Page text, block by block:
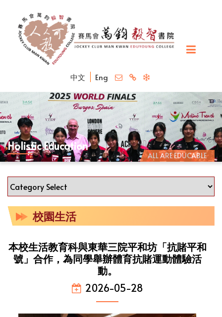
中文 Eng
ALL ARE EDUCABLE
Holistic Education
校園生活
本校生活教育科與東華三院平和坊「抗賭平和
號」合作，為同學舉辦體育抗賭運動體驗活
動。
2026-05-28